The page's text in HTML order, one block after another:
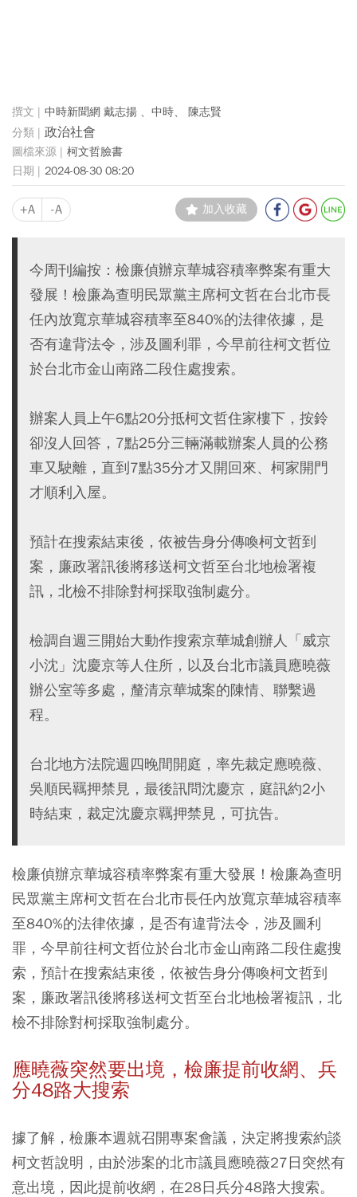
中時新聞網 戴志揚 、中時、 陳志賢
政治社會
柯文哲臉書
2024-08-30 08:20
+A -A 加入收藏
今周刊編按：檢廉偵辦京華城容積率弊案有重大
發展！檢廉為查明民眾黨主席柯文哲在台北市長
任內放寬京華城容積率至840%的法律依據，是
否有違背法令，涉及圖利罪，今早前往柯文哲位
於台北市金山南路二段住處搜索。
辦案人員上午6點20分抵柯文哲住家樓下，按鈴
卻沒人回答，7點25分三輛滿載辦案人員的公務
車又駛離，直到7點35分才又開回來、柯家開門
才順利入屋。
預計在搜索結束後，依被告身分傳喚柯文哲到
案，廉政署訊後將移送柯文哲至台北地檢署複
訊，北檢不排除對柯採取強制處分。
檢調自週三開始大動作搜索京華城創辦人「威京
小沈」沈慶京等人住所，以及台北市議員應曉薇
辦公室等多處，釐清京華城案的陳情、聯繫過
程。
台北地方法院週四晚間開庭，率先裁定應曉薇、
吳順民羈押禁見，最後訊問沈慶京，庭訊約2小
時結束，裁定沈慶京羈押禁見，可抗告。
檢廉偵辦京華城容積率弊案有重大發展！檢廉為查明
民眾黨主席柯文哲在台北市長任內放寬京華城容積率
至840%的法律依據，是否有違背法令，涉及圖利
罪，今早前往柯文哲位於台北市金山南路二段住處搜
索，預計在搜索結束後，依被告身分傳喚柯文哲到
案，廉政署訊後將移送柯文哲至台北地檢署複訊，北
檢不排除對柯採取強制處分。
應曉薇突然要出境，檢廉提前收網、兵
分48路大搜索
據了解，檢廉本週就召開專案會議，決定將搜索約談
柯文哲說明，由於涉案的北市議員應曉薇27日突然有
意出境，因此提前收網，在28日兵分48路大搜索。